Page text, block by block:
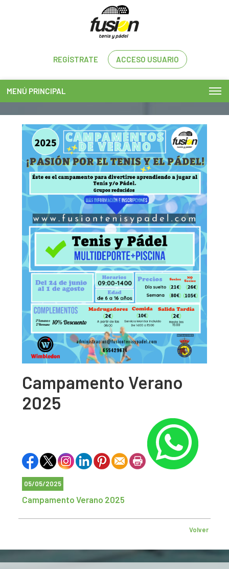
REGÍSTRATE ACCESO USUARIO
MENÚ PRINCIPAL
Campamento Verano
2025
05/05/2025
Campamento Verano 2025
Volver